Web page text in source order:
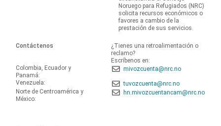
Noruego para Refugiados (NRC)
solicita recursos económicos o
favores a cambio de la
prestación de sus servicios.
Contáctenos
¿Tienes una retroalimentación o
reclamo?
Escríbenos en:
Colombia, Ecuador y
Panamá:
mivozcuenta@nrc.no
Venezuela:
tuvozcuenta@nrc.no
Norte de Centroamérica y
México:
hn.mivozcuentancam@nrc.no